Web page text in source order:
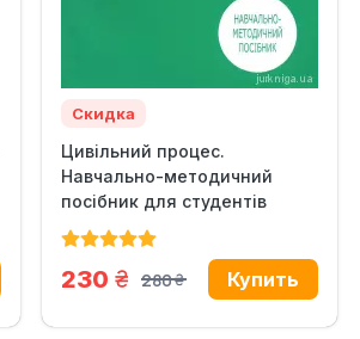
Скидка
Цивільний процес.
Навчально-методичний
посібник для студентів
всіх...
280
грн.
230 грн.